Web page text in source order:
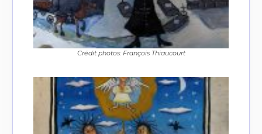
Crédit photos: François Thiaucourt